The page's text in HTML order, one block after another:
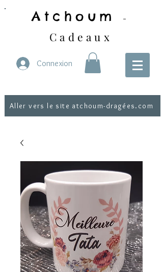
Atchoum -
Cadeaux
Connexion
Aller vers le site atchoum-dragées.com